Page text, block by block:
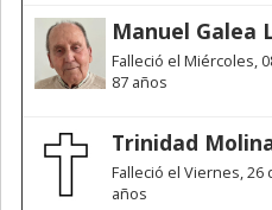
Manuel Galea
Falleció el Miércoles,
87 años
Trinidad
Falleció el Viernes, 26
años